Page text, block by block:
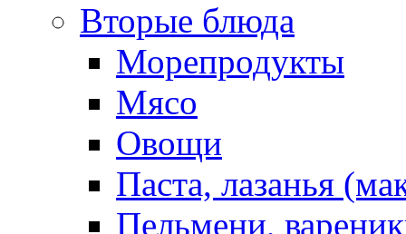
Вторые блюда
Морепродукты
Мясо
Овощи
Паста, лазанья
Пельмени,